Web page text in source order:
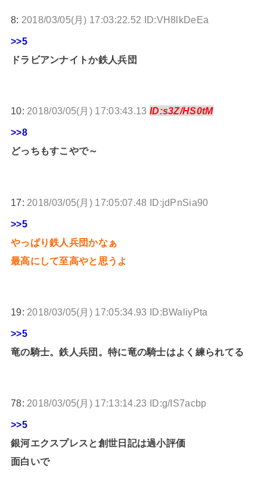
8: 2018/03/05(月) 17:03:22.52 ID:VH8lkDeEa
>>5
ドラビアンナイトか鉄人兵団
10: 2018/03/05(月) 17:03:43.13 ID:s3Z/HS0tM
>>8
どっちもすこやで～
17: 2018/03/05(月) 17:05:07.48 ID:jdPnSia90
>>5
やっぱり鉄人兵団かなぁ
最高にして至高やと思うよ
19: 2018/03/05(月) 17:05:34.93 ID:BWaliyPta
>>5
竜の騎士。鉄人兵団。特に竜の騎士はよく練られてる
78: 2018/03/05(月) 17:13:14.23 ID:g/IS7acbp
>>5
銀河エクスプレスと創世日記は過小評価
面白いで